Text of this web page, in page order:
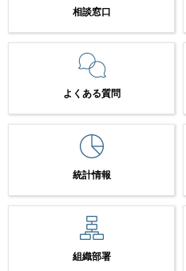
相談窓口
よくある質問
統計情報
組織部署